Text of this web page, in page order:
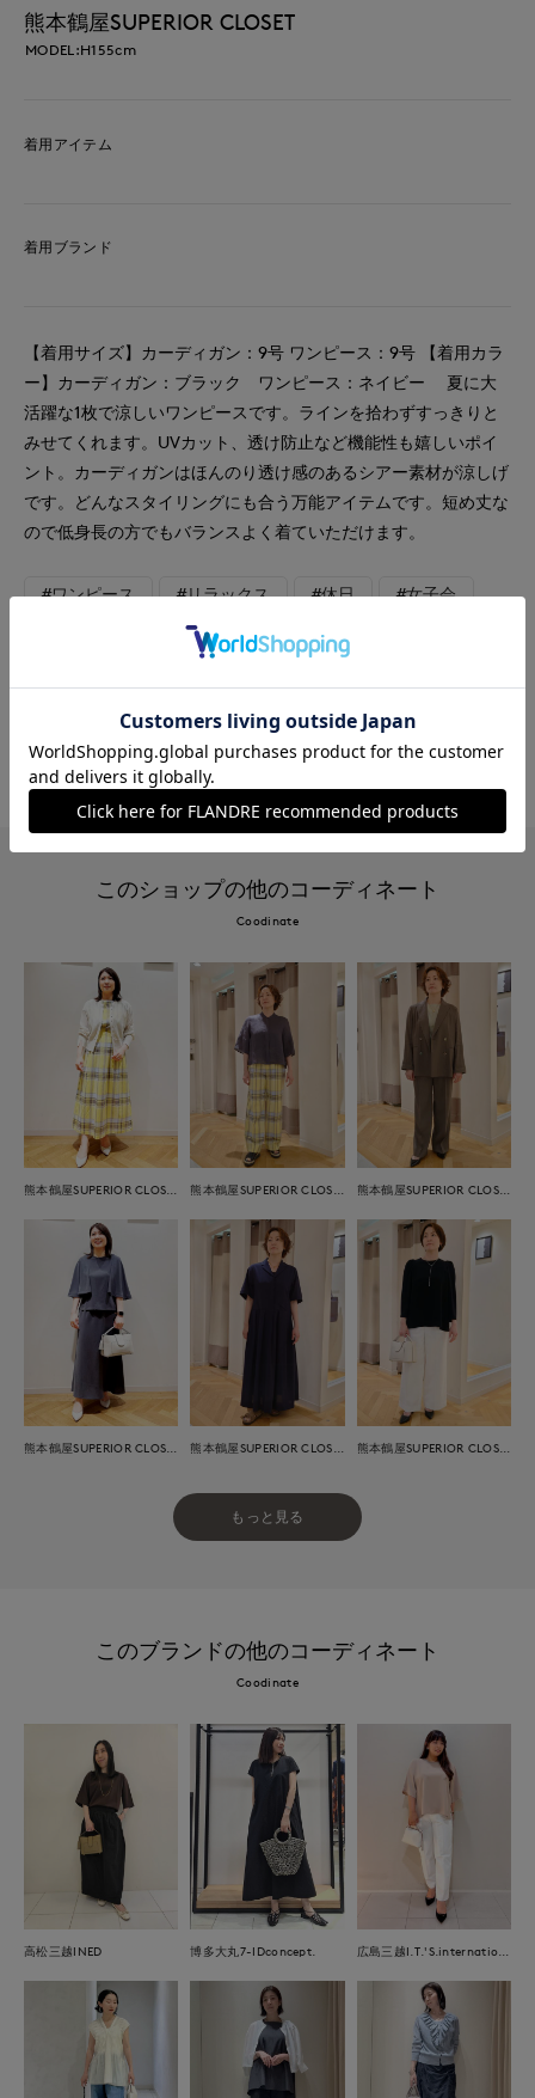
熊本鶴屋SUPERIOR CLOSET
MODEL:H155cm
着用アイテム
着用ブランド
【着用サイズ】カーディガン：9号 ワンピース：9号 【着用カラ
ー】カーディガン：ブラック ワンピース：ネイビー 夏に大
活躍な1枚で涼しいワンピースです。ラインを拾わずすっきりと
みせてくれます。UVカット、透け防止など機能性も嬉しいポイ
ント。カーディガンはほんのり透け感のあるシアー素材が涼しげ
です。どんなスタイリングにも合う万能アイテムです。短め丈な
ので低身長の方でもバランスよく着ていただけます。
#ワンピース #リラックス #休日 #女子会
#ウォッシャブル #イージーケア
#カーディガン #旅行 #おでかけ #接触冷感
#バッグ
このショップの他のコーディネート
Coodinate
もっと見る
このブランドの他のコーディネート
Coodinate
高松三越INED 博多大丸7-IDconcept.